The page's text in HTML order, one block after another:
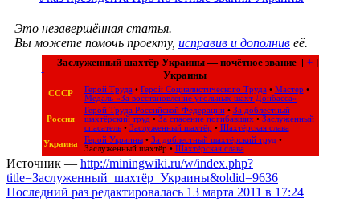
Это незавершённая статья.
Вы можете помочь проекту, исправив и дополнив её.
[+ ]
Заслуженный шахтёр Украины — почётное звание
Украины
СССР Герой Труда• Герой Социалистического Труда• Мастер •
Медаль «За восстановление угольных шахт Донбасса»
Россия
Герой Труда Российской Федерации• За доблестный
шахтёрский труд • За спасение погибавших • Заслуженный
спасатель• Заслуженный шахтёр • Шахтёрская слава
Украина
Герой Украины• За доблестный шахтёрский труд •
Заслуженный шахтёр • Шахтёрская слава
Источник — http://miningwiki.ru/w/index.php?
title=Заслуженный_шахтёр_Украины&oldid=9636
Последний раз редактировалась 13 марта 2011 в 17:24